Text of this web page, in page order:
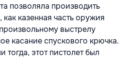
позволяла производить
казенная часть оружия
выстрелу
касание спускового крючка.
тогда, этот пистолет был